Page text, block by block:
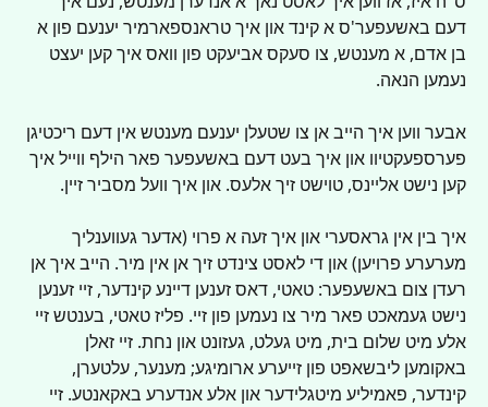
דעם באשעפער'ס א קינד און איך טראנספארמיר יענעם פון א
בן אדם, א מענטש, צו סעקס אביעקט פון וואס איך קען יעצט
נעמען הנאה.
אבער ווען איך הייב אן צו שטעלן יענעם מענטש אין דעם ריכטיגן
פערספעקטיוו און איך בעט דעם באשעפער פאר הילף ווייל איך
קען נישט אליינס, טוישט זיך אלעס. און איך וועל מסביר זיין.
איך בין אין גראסערי און איך זעה א פרוי (אדער געווענליך
מערערע פרויען) און די לאסט צינדט זיך אן אין מיר. הייב איך אן
רעדן צום באשעפער: טאטי, דאס זענען דיינע קינדער, זיי זענען
נישט געמאכט פאר מיר צו נעמען פון זיי. פליז טאטי, בענטש זיי
אלע מיט שלום בית, מיט געלט, געזונט און נחת. זיי זאלן
באקומען ליבשאפט פון זייערע ארומיגע; מענער, עלטערן,
קינדער, פאמיליע מיטגלידער און אלע אנדערע באקאנטע. זיי